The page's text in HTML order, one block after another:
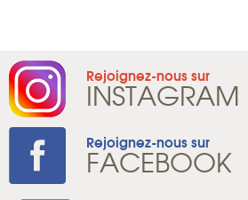
Rejoignez-nous sur
INSTAGRAM
Rejoignez-nous sur
FACEBOOK